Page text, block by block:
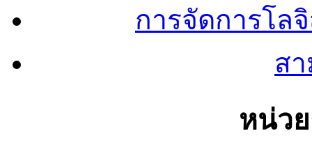
การจัดการโล
ส
หน่ว